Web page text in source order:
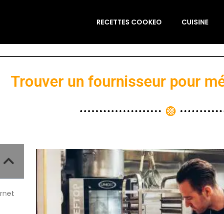
RECETTES COOKEO CUISINE
Trouver un fournisseur pour